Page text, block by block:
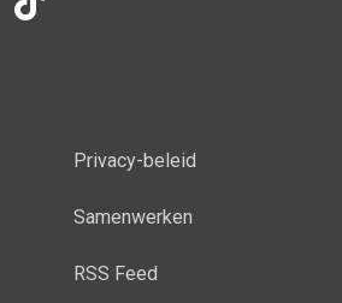
Privacy-beleid
Samenwerken
RSS Feed